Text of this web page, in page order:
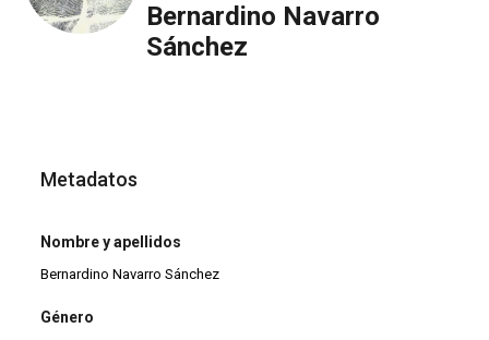
Bernardino Navarro
Sánchez
Metadatos
Nombre y apellidos
Bernardino Navarro Sánchez
Género